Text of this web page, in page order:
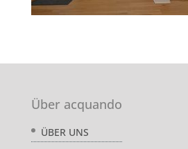
Über acquando
ÜBER UNS